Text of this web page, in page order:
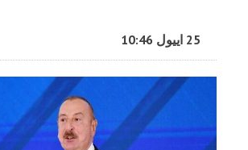
25 اییول 10:46